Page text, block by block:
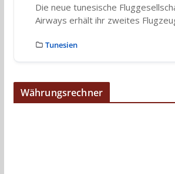
Die neue tunesische
Airways erhält ihr zweites
Tunesien
Währungsrechner